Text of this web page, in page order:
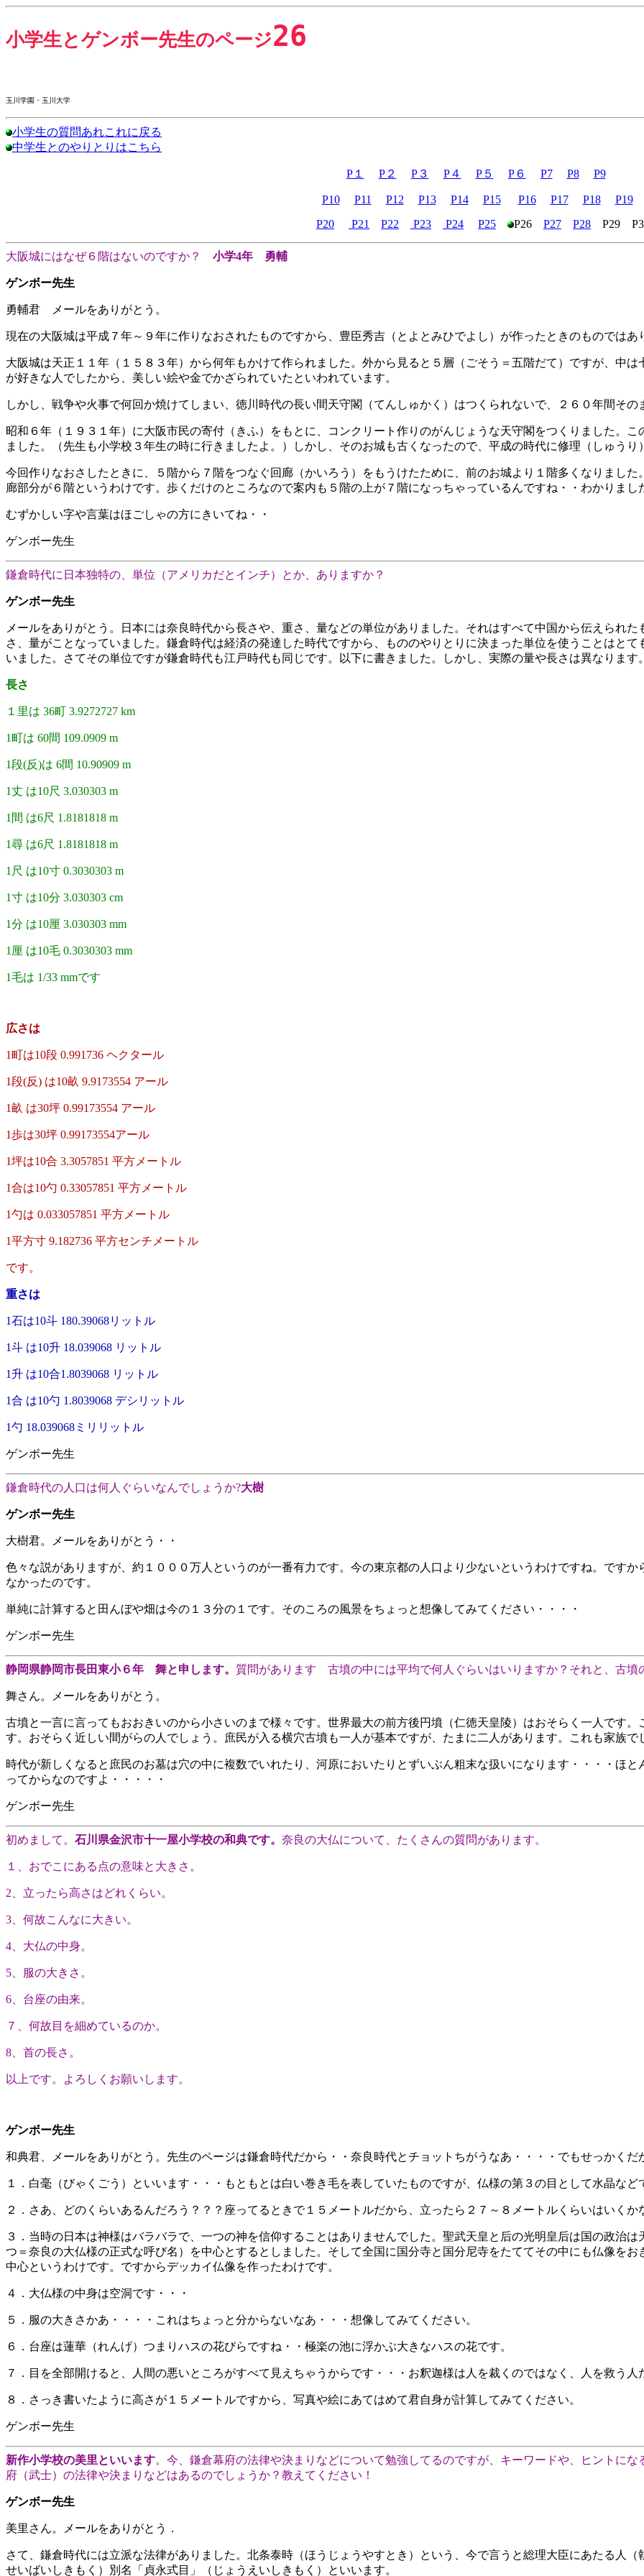
小学生とゲンボー先生のページ26
玉川学園・玉川大学
小学生の質問あれこれに戻る
中学生とのやりとりはこちら
P１ P２ P３ P４ P５ P６ P7 P8 P9
P10 P11 P12 P13 P14 P15 P16 P17 P18
P19
P20
P21 P22 P23 P24 P25 P26 P27 P28 P29
大阪城にはなぜ６階はないのですか？ 小学4年 勇輔
ゲンボー先生
勇輔君 メールをありがとう。
現在の大阪城は平成７年～９年に作りなおされたものですから、豊臣秀吉（とよとみひでよし）が作ったときのものではあ
大阪城は天正１１年（１５８３年）から何年もかけて作られました。外から見ると５層（ごそう＝五階だて）ですが、中
が好きな人でしたから、美しい絵や金でかざられていたといわれています。
しかし、戦争や火事で何回か焼けてしまい、徳川時代の長い間天守閣（てんしゅかく）はつくられないで、２６０年間その
昭和６年（１９３１年）に大阪市民の寄付（きふ）をもとに、コンクリート作りのがんじょうな天守閣をつくりました。
ました。（先生も小学校３年生の時に行きましたよ。）しかし、そのお城も古くなったので、平成の時代に修理（しゅう
今回作りなおさしたときに、５階から７階をつなぐ回廊（かいろう）をもうけたために、前のお城より１階多くなりまし
廊部分が６階というわけです。歩くだけのところなので案内も５階の上が７階になっちゃっているんですね・・わかりまし
むずかしい字や言葉はほごしゃの方にきいてね・・
ゲンボー先生
鎌倉時代に日本独特の、単位（アメリカだとインチ）とか、ありますか？
ゲンボー先生
メールをありがとう。日本には奈良時代から長さや、重さ、量などの単位がありました。それはすべて中国から伝えられ
さ、量がことなっていました。鎌倉時代は経済の発達した時代ですから、もののやりとりに決まった単位を使うことはと
いました。さてその単位ですが鎌倉時代も江戸時代も同じです。以下に書きました。しかし、実際の量や長さは異なります
長さ
１里は 36町 3.9272727 km
1町は 60間 109.0909 m
1段(反)は 6間 10.90909 m
1丈 は10尺 3.030303 m
1間 は6尺 1.8181818 m
1尋 は6尺 1.8181818 m
1尺 は10寸 0.3030303 m
1寸 は10分 3.030303 cm
1分 は10厘 3.030303 mm
1厘 は10毛 0.3030303 mm
1毛は 1/33 mmです
広さは
1町は10段 0.991736 ヘクタール
1段(反) は10畝 9.9173554 アール
1畝 は30坪 0.99173554 アール
1歩は30坪 0.99173554アール
1坪は10合 3.3057851 平方メートル
1合は10勺 0.33057851 平方メートル
1勺は 0.033057851 平方メートル
1平方寸 9.182736 平方センチメートル
です。
重さは
1石は10斗 180.39068リットル
1斗 は10升 18.039068 リットル
1升 は10合1.8039068 リットル
1合 は10勺 1.8039068 デシリットル
1勺 18.039068ミリリットル
ゲンボー先生
鎌倉時代の人口は何人ぐらいなんでしょうか?大樹
ゲンボー先生
大樹君。メールをありがとう・・
色々な説がありますが、約１０００万人というのが一番有力です。今の東京都の人口より少ないというわけですね。です
なかったのです。
単純に計算すると田んぼや畑は今の１３分の１です。そのころの風景をちょっと想像してみてください・・・・
ゲンボー先生
静岡県静岡市長田東小６年 舞と申します。 質問があります 古墳の中には平均で何人ぐらいはいりますか？それと、古
舞さん。メールをありがとう。
古墳と一言に言ってもおおきいのから小さいのまで様々です。世界最大の前方後円墳（仁徳天皇陵）はおそらく一人です
す。おそらく近しい間がらの人でしょう。庶民が入る横穴古墳も一人が基本ですが、たまに二人があります。これも家族で
時代が新しくなると庶民のお墓は穴の中に複数でいれたり、河原においたりとずいぶん粗末な扱いになります・・・・ほ
ってからなのですよ・・・・・
ゲンボー先生
初めまして。 石川県金沢市十一屋小学校の和典です。 奈良の大仏について、たくさんの質問があります。
１、おでこにある点の意味と大きさ。
2、立ったら高さはどれくらい。
3、何故こんなに大きい。
4、大仏の中身。
5、服の大きさ。
6、台座の由来。
７、何故目を細めているのか。
8、首の長さ。
以上です。よろしくお願いします。
ゲンボー先生
和典君、メールをありがとう。先生のページは鎌倉時代だから・・奈良時代とチョットちがうなあ・・・・でもせっかく
１．白毫（びゃくごう）といいます・・・もともとは白い巻き毛を表していたものですが、仏様の第３の目として水晶な
２．さあ、どのくらいあるんだろう？？？座ってるときで１５メートルだから、立ったら２７～８メートルくらいはいくか
３．当時の日本は神様はバラバラで、一つの神を信仰することはありませんでした。聖武天皇と后の光明皇后は国の政治
つ＝奈良の大仏様の正式な呼び名）を中心とするとしました。そして全国に国分寺と国分尼寺をたててその中にも仏像を
中心というわけです。ですからデッカイ仏像を作ったわけです。
４．大仏様の中身は空洞です・・・
５．服の大きさかあ・・・・これはちょっと分からないなあ・・・想像してみてください。
６．台座は蓮華（れんげ）つまりハスの花びらですね・・極楽の池に浮かぶ大きなハスの花です。
７．目を全部開けると、人間の悪いところがすべて見えちゃうからです・・・お釈迦様は人を裁くのではなく、人を救う人
８．さっき書いたように高さが１５メートルですから、写真や絵にあてはめて君自身が計算してみてください。
ゲンボー先生
新作小学校の美里といいます。今、鎌倉幕府の法律や決まりなどについて勉強してるのですが、キーワードや、ヒントに
府（武士）の法律や決まりなどはあるのでしょうか？教えてください！
ゲンボー先生
美里さん。メールをありがとう．
さて、鎌倉時代には立派な法律がありました。北条泰時（ほうじょうやすとき）という、今で言うと総理大臣にあたる人
せいばいしきもく）別名「貞永式目」（じょうえいしきもく）といいます。